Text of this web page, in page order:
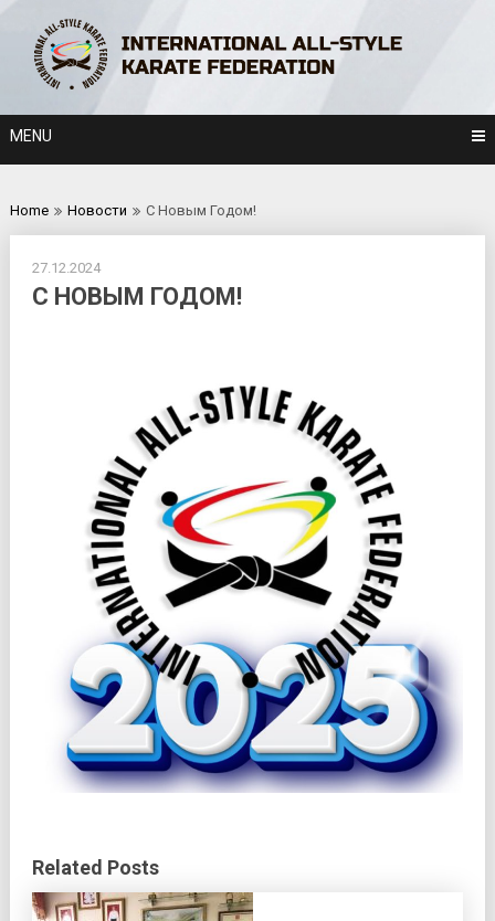
content
MENU
Home Новости С Новым Годом!
27.12.2024
С НОВЫМ ГОДОМ!
Related Posts